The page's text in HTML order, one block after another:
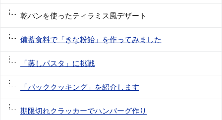
乾パンを使ったティラミス風デザート
備蓄食料で「きな粉飴」を作ってみました
「蒸しパスタ」に挑戦
「パッククッキング」を紹介します
期限切れクラッカーでハンバーグ作り